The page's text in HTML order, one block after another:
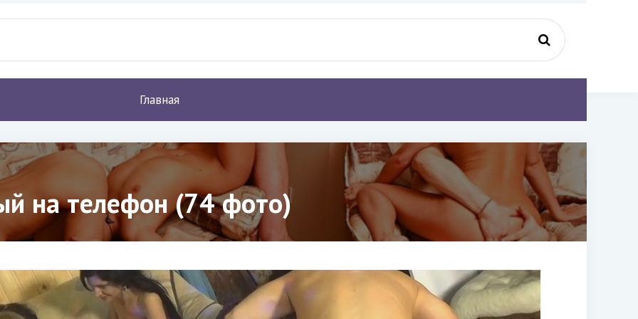
Главная
на телефон (74 фото)